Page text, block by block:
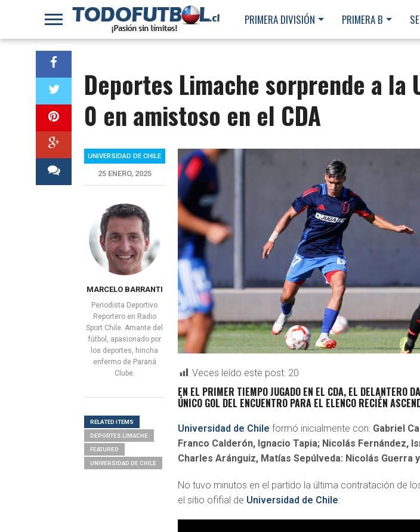
PRIMERA DIVISIÓN PRIMERA B
Deportes Limache sorprende a la
0 en amistoso en el CDA
Veces leído este post: 20
EN EL PRIMER TIEMPO JUGADO EN EL CDA, EL DELANTERO
ÚNICO GOL DEL ENCUENTRO PARA EL ELENCO RECIÉN
Universidad de Chile formó inicialmente con: Gabriel
Franco Calderón, Ignacio Tapia; Nicolás Fernández,
Charles Aránguiz, Matías Sepúlveda: Nicolás Guerra
No tuvo minutos en el partido la última contratación de
el sitio ofifial de Universidad de Chile:
UNIVERSIDAD DE CHILE
25 ENERO, 2025
MARCELO BARRANTI
Periodista Deportivo
Reportero en Radio
Sport Chile. Amante del
fútbol, apasionado por
los deportes, hincha
enfermo de Paraná
Clube.
RELATED ITEMS
DEPORTES LIMACHE
FEATURED
UNIVERSIDAD DE CHILE